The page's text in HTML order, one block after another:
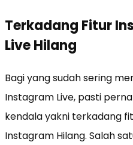
Terkadang Fitur
Live Hilang
Bagi yang sudah sering
Instagram Live, pasti
kendala yakni terkadang
Instagram Hilang. Salah